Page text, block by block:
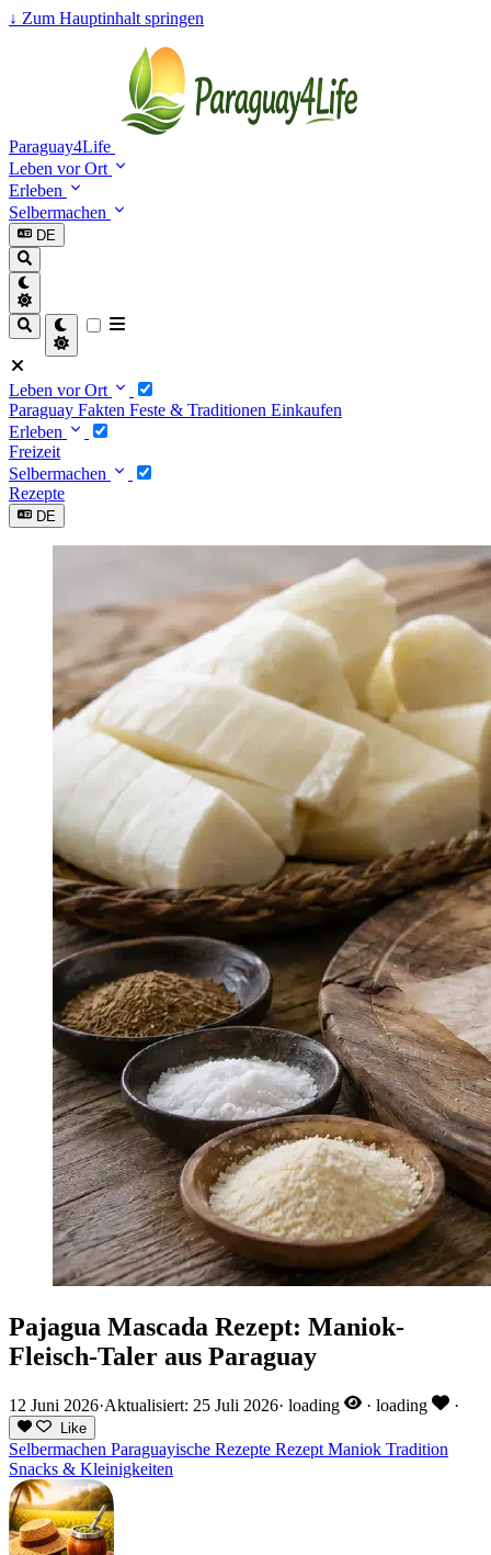
↓ Zum Hauptinhalt springen
Paraguay4Life
Leben vor Ort
Erleben
Selbermachen
DE
Leben vor Ort
Paraguay Fakten Feste & Traditionen Einkaufen
Erleben
Freizeit
Selbermachen
Rezepte
DE
Pajagua Mascada Rezept: Maniok-
Fleisch-Taler aus Paraguay
12 Juni 2026·Aktualisiert: 25 Juli 2026· loading · loading ·
Like
Selbermachen Paraguayische Rezepte RezeptManiok Tradition
Snacks & Kleinigkeiten